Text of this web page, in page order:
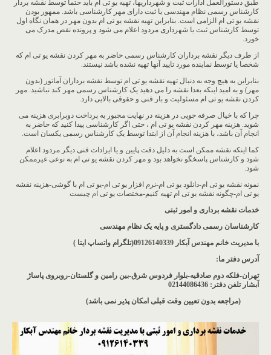
طبق دستورالعمل ادارات ثبت و شهرداریها، تهیه یو تی ام باید حتما توسط نقشه بردار
کارشناس رسمی نظام مهندسی یا ثبت دارای مهر کارشناسی باشد. ممهور بودن
نقشه یو تی ام الزامی است. بنابراین تهیه نقشه یو تی ام بدون مهر در همان نگاه اول
توسط کارشناس ثبت یا شهرداری مردود اعلام می شود و پرونده نقص مدرک می
خورد.
از طرف دیگر نقشه برداران کارشناس رسمی حاضر به مهر کردن نقشه یو تی ام که
شخصا یا توسط نماینده مورد تایید آنها تهیه نشده باشد نیستند.
بنابراین به هیچ وجه به دنبال تهیه نقشه یو تی ام توسط نقشه برداران آماتور (بدون
مهر) و به امید اینکه بعدا نقشه را می دهید یک کارشناس رسمی مهر کند نباشید. مهر
کردن نقشه یو تی ام مسئولیت و بار فنی و حقوقی بالایی دارد.
چرا که با خیال صرفه جویی در هزینه در نهایت مجبور به پرداخت دوبرابری هزینه می
شوید. هزینه مهر کردن نقشه یو تی ام ، حتی اگر کارشناسی پیدا کنید که حاضر به
انجام آن باشد، با هزینه انجام آن از ابتدا توسط یک کارشناس رسمی یکسان است.
کما اینکه نقشه ممکن است به دلیل دقت پایین و یا ایرادات فنی دیگر مردود اعلام
شود و کارشناس پاسخگو نخواهد بود و مهر کردن نقشه یو تی ام به نوعی غیرممکن
شود.
نمونه نقشه یو تی ام-دانلود یو تی ام-نرم افزار یو تی ام-یو تی ام با گوشی-هزینه نقشه
یو تی ام-چگونه نقشه یو تی ام تهیه کنیم-مختصات یو تی ام چیست
خدمات نقشه برداری و امور ثبتی
کارشناسان رسمی دادگستری و پایه یک نظام مهندسی
با مدیریت خانم مهندس آبکار 09126140339(تلگرام واتساپ ایتا )
آدرس دفتر ما:
تهران-فلکه دوم صادقیه-بلوار فردوس شرق-بین رامین و گلستان-روبروی پاساژ
آبشار تلفن دفتر: 02144086436
(مراجعه بدون تعیین وقت قبلی امکان پذیر نمی باشد)